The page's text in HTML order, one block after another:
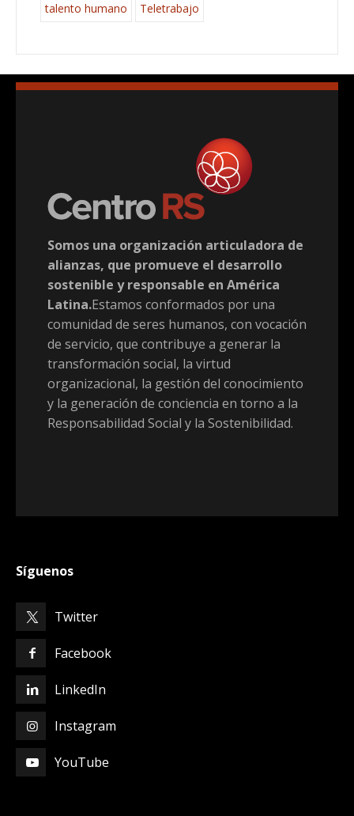
talento humano Teletrabajo
Somos una organización articuladora de
alianzas, que promueve el desarrollo
sostenible y responsable en América
Latina.Estamos conformados por una
comunidad de seres humanos, con vocación
de servicio, que contribuye a generar la
transformación social, la virtud
organizacional, la gestión del conocimiento
y la generación de conciencia en torno a la
Responsabilidad Social y la Sostenibilidad.
Síguenos
Twitter
Facebook
LinkedIn
Instagram
YouTube